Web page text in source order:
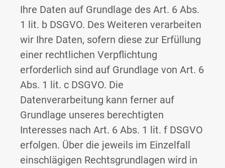
Ihre Daten auf Grundlage des Art. 6 Abs.
1 lit. b DSGVO. Des Weiteren verarbeiten
wir Ihre Daten, sofern diese zur Erfüllung
einer rechtlichen Verpflichtung
erforderlich sind auf Grundlage von Art. 6
Abs. 1 lit. c DSGVO. Die
Datenverarbeitung kann ferner auf
Grundlage unseres berechtigten
Interesses nach Art. 6 Abs. 1 lit. f DSGVO
erfolgen. Über die jeweils im Einzelfall
einschlägigen Rechtsgrundlagen wird in